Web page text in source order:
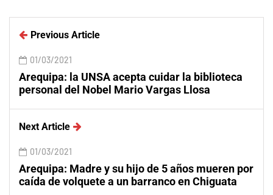
Previous Article
01/03/2021
Arequipa: la UNSA acepta cuidar la biblioteca
personal del Nobel Mario Vargas Llosa
Next Article
01/03/2021
Arequipa: Madre y su hijo de 5 años mueren por
caída de volquete a un barranco en Chiguata